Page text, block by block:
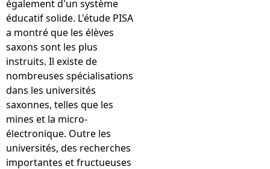
également d'un système
éducatif solide. L'étude PISA
a montré que les élèves
saxons sont les plus
instruits. Il existe de
nombreuses spécialisations
dans les universités
saxonnes, telles que les
mines et la micro-
électronique. Outre les
universités, des recherches
importantes et fructueuses